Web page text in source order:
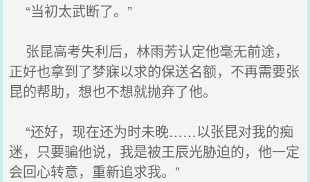
“当初太武断了。”
张昆高考失利后，林雨芳认定他毫无前途，
正好也拿到了梦寐以求的保送名额，不再需要张
昆的帮助，想也不想就抛弃了他。
“还好，现在还为时未晚……以张昆对我的痴
迷，只要骗他说，我是被王辰光胁迫的，他一定
会回心转意，重新追求我。”